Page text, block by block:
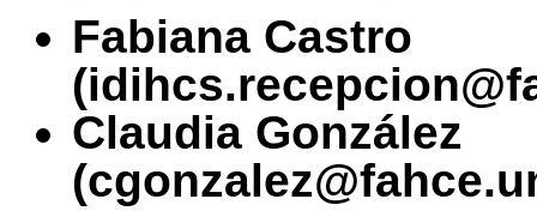
Fabiana Castro
Claudia González